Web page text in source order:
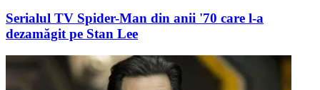
Serialul TV Spider-Man din anii '70 care l-a
dezamăgit pe Stan Lee